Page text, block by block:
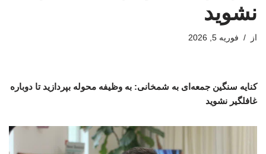
نشوید
از فوریه 5, 2026
کنایه سنگین جمعه‌ای به شمخانی: به وظیفه محوله بپردازید تا دوباره
غافلگیر نشوید